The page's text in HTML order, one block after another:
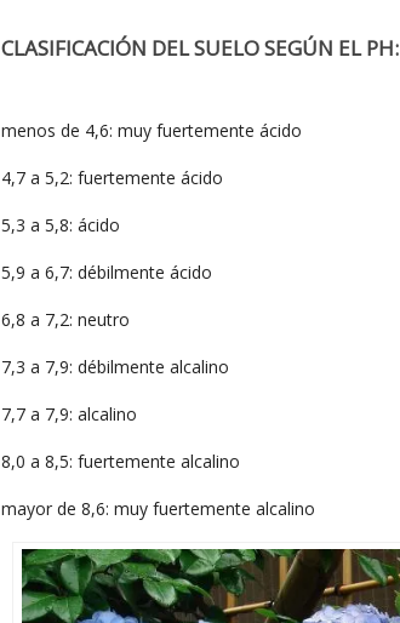
CLASIFICACIÓN DEL SUELO SEGÚN EL PH:
menos de 4,6: muy fuertemente ácido
4,7 a 5,2: fuertemente ácido
5,3 a 5,8: ácido
5,9 a 6,7: débilmente ácido
6,8 a 7,2: neutro
7,3 a 7,9: débilmente alcalino
7,7 a 7,9: alcalino
8,0 a 8,5: fuertemente alcalino
mayor de 8,6: muy fuertemente alcalino